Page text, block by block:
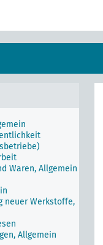
Waren, Allgemein
neuer Werkstoffe,
Allgemein